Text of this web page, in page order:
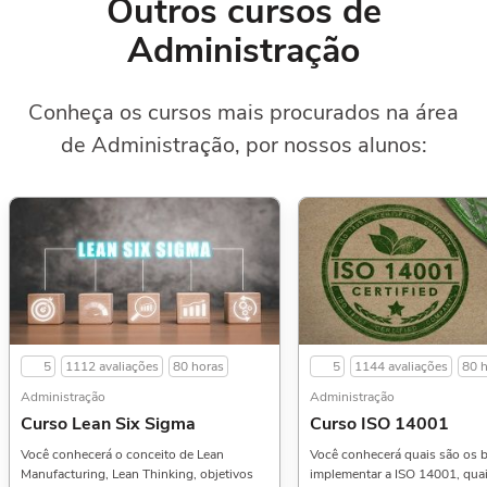
Outros cursos de
Administração
Conheça os cursos mais procurados na área
de Administração, por nossos alunos:
5 1112 avaliações
80 horas
Administração
Curso Lean Six Sigma
Você conhecerá o conceito de Lean
Manufacturing, Lean Thinking, objetivos
5 1144 avaliações
80
Administração
Curso ISO 14001
Você conhecerá quais são os
implementar a ISO 14001,